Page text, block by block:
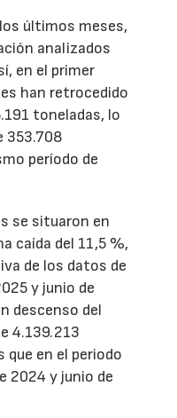
últimos meses,
analizados
en el primer
han retrocedido
toneladas, lo
353.708
período de
se situaron en
caída del 11,5 %,
de los datos de
y junio de
descenso del
4.139.213
que en el periodo
2024 y junio de